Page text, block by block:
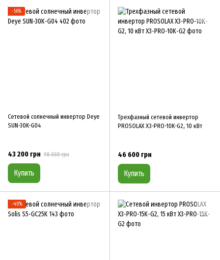
−56%
Сетевой солнечный инвертор Deye
SUN-30K-G04
43 200 грн 98 000 грн
Купить
Трехфазный сетевой инвертор
PROSOLAX X3-PRO-10K-G2, 10 кВт
46 600 грн
Купить
−40%